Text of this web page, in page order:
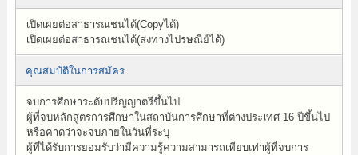
เปิดเผยต่อสาธารณชนได้(Copyได้)
เปิดเผยต่อสาธารณชนได้(ส่งทางไปรษณีย์ได้)
คุณสมบัติในการสมัคร
จบการศึกษาระดับปริญญาตรีขึ้นไป
ผู้ที่จบหลักสูตรการศึกษาในสถาบันการศึกษาที่ต่างประเทศ 16 ปีขึ้นไป
หรือคาดว่าจะจบภายในวันที่ระบุ
ผู้ที่ได้รับการยอมรับว่ามีความรู้ความสามารถเทียบเท่าผู้ที่จบการ